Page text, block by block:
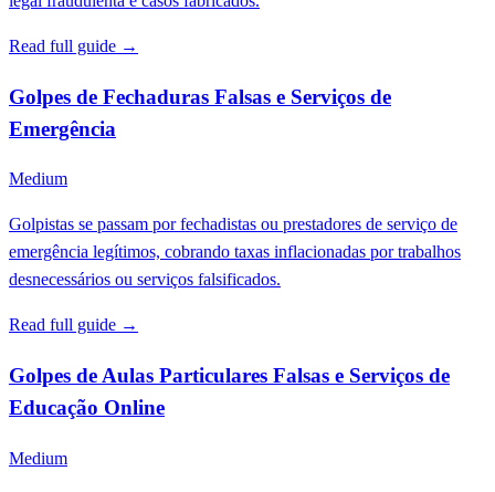
Read full guide →
Golpes de Fechaduras Falsas e Serviços de
Emergência
Medium
Golpistas se passam por fechadistas ou prestadores de serviço de
emergência legítimos, cobrando taxas inflacionadas por trabalhos
desnecessários ou serviços falsificados.
Read full guide →
Golpes de Aulas Particulares Falsas e Serviços de
Educação Online
Medium